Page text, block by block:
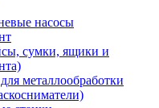
насосы
сумки, ящики и
металлообработки